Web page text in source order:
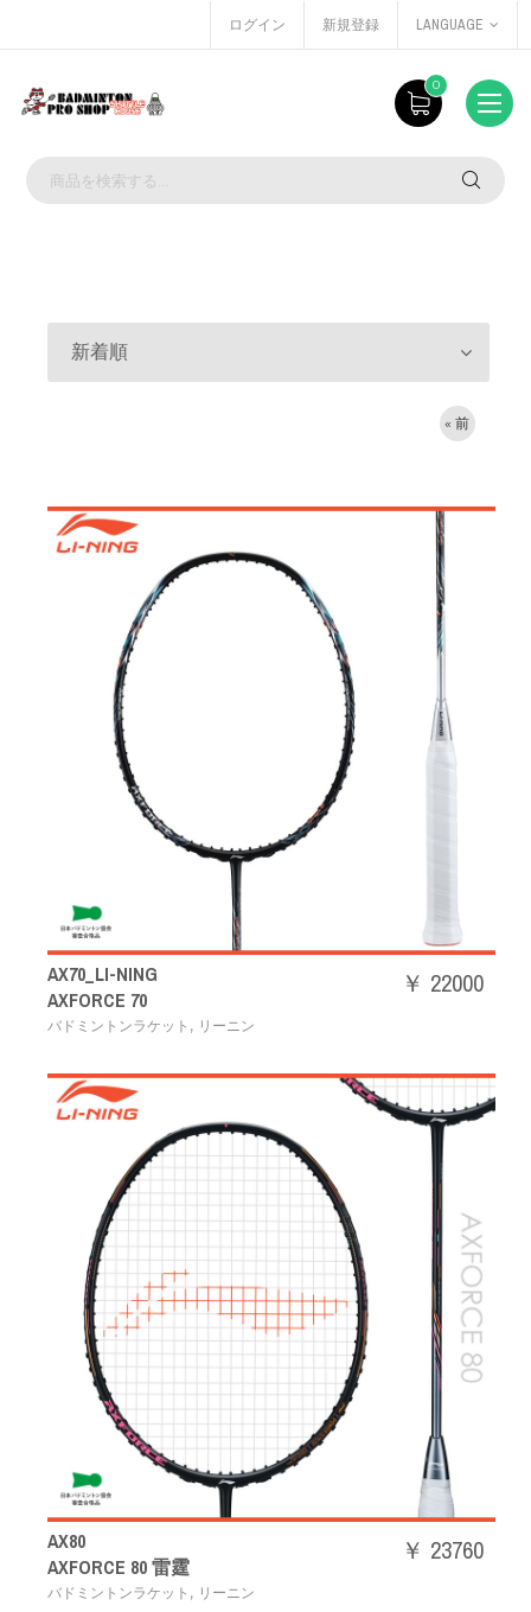
ログイン 新規登録 LANGUAGE
0
新着順
« 前
AX70_LI-NING
AXFORCE 70
バドミントンラケット , リーニン
￥ 22000
AX80
AXFORCE 80 雷霆
バドミントンラケット , リーニン
￥ 23760